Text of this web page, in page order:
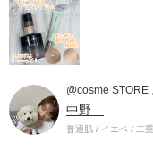
@cosme STORE
中野
普通肌 / イエベ / 二重